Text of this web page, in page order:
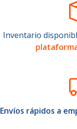
Inventario
Envíos rápidos a